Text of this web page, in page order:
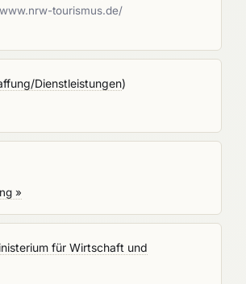
tourismus.de/
Dienstleistungen)
»
für Wirtschaft und